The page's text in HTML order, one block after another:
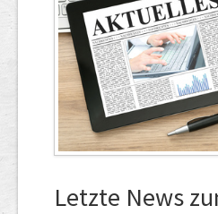
Letzte News